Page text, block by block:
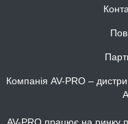
Компанія AV-PRO –
AV-PRO працює на ринку